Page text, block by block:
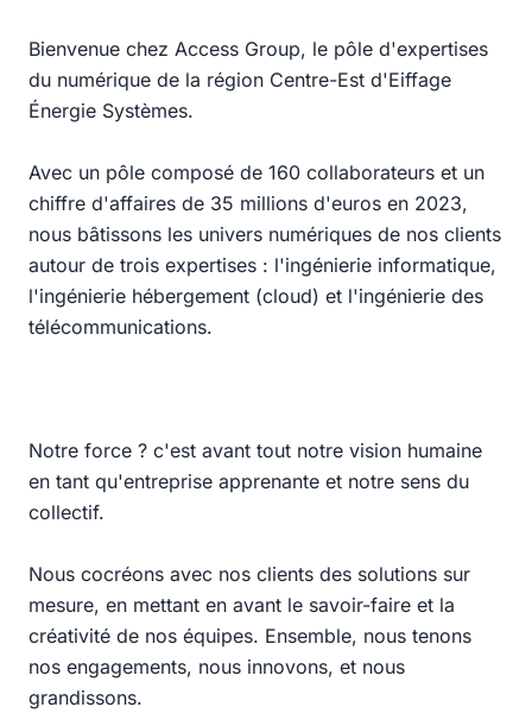
Bienvenue chez Access Group, le pôle d'expertises
du numérique de la région Centre-Est d'Eiffage
Énergie Systèmes.
Avec un pôle composé de 160 collaborateurs et un
chiffre d'affaires de 35 millions d'euros en 2023,
nous bâtissons les univers numériques de nos clients
autour de trois expertises : l'ingénierie informatique,
l'ingénierie hébergement (cloud) et l'ingénierie des
télécommunications.
Notre force ? c'est avant tout notre vision humaine
en tant qu'entreprise apprenante et notre sens du
collectif.
Nous cocréons avec nos clients des solutions sur
mesure, en mettant en avant le savoir-faire et la
créativité de nos équipes. Ensemble, nous tenons
nos engagements, nous innovons, et nous
grandissons.